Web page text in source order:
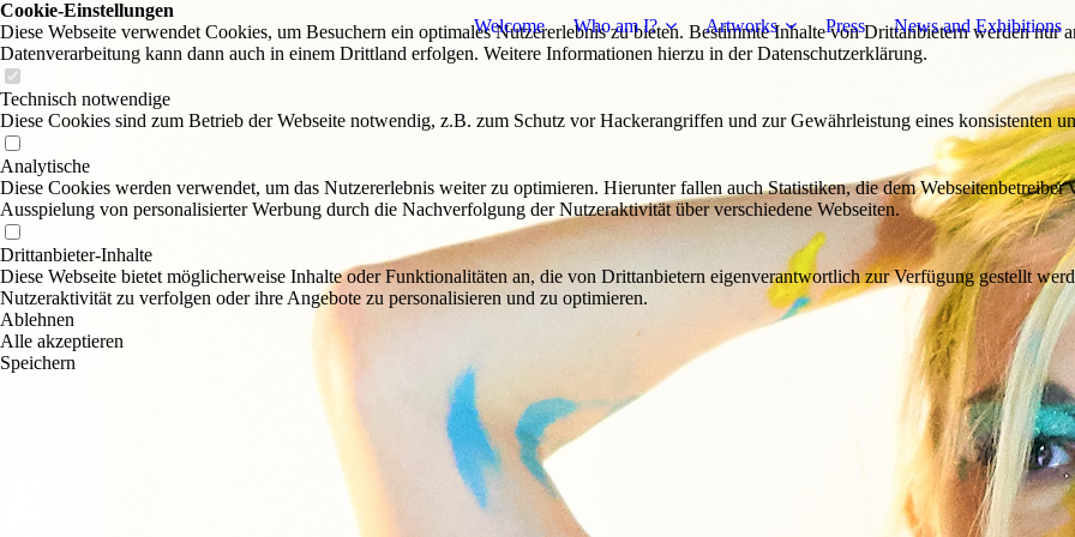
Welcome Who am I? Artworks Press News and Exhibitions
Cookie-Einstellungen
Diese Webseite verwendet Cookies, um Besuchern ein optimales Nutzererlebnis zu bieten. Bestimmte Inhalte von Drittanbietern werden nur
Datenverarbeitung kann dann auch in einem Drittland erfolgen. Weitere Informationen hierzu in der Datenschutzerklärung.
Technisch notwendige
Diese Cookies sind zum Betrieb der Webseite notwendig, z.B. zum Schutz vor Hackerangriffen und zur Gewährleistung eines konsistenten
Analytische
Diese Cookies werden verwendet, um das Nutzererlebnis weiter zu optimieren. Hierunter fallen auch Statistiken, die dem
Ausspielung von personalisierter Werbung durch die Nachverfolgung der Nutzeraktivität über verschiedene Webseiten.
Drittanbieter-Inhalte
Diese Webseite bietet möglicherweise Inhalte oder Funktionalitäten an, die von Drittanbietern eigenverantwortlich zur Verfügung gestellt
Nutzeraktivität zu verfolgen oder ihre Angebote zu personalisieren und zu optimieren.
Ablehnen
Alle akzeptieren
Speichern